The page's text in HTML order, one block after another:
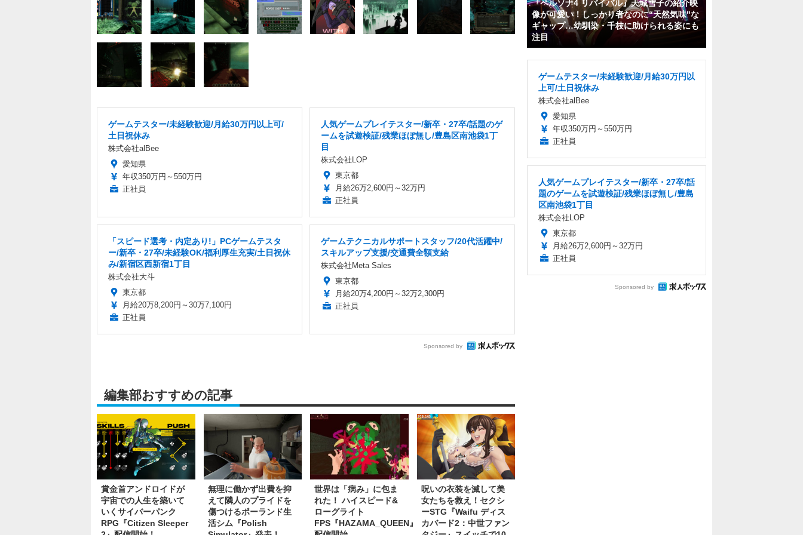
ゲームテスター/未経験歓迎/月給30万円以上可/
土日祝休み
株式会社alBee
愛知県
年収350万円～550万円
正社員
人気ゲームプレイテスター/新卒・27卒/話題のゲ
ームを試遊検証/残業ほぼ無し/豊島区南池袋1丁
目
株式会社LOP
東京都
月給26万2,600円～32万円
正社員
「スピード選考・内定あり!」PCゲームテスタ
ー/新卒・27卒/未経験OK/福利厚生充実/土日祝休
み/新宿区西新宿1丁目
株式会社大斗
東京都
月給20万8,200円～30万7,100円
正社員
ゲームテクニカルサポートスタッフ/20代活躍中/
スキルアップ支援/交通費全額支給
株式会社Meta Sales
東京都
月給20万4,200円～32万2,300円
正社員
Sponsored by
編集部おすすめの記事
賞金首アンドロイドが
宇宙での人生を築いて
いくサイバーパンク
RPG『Citizen Sleeper
無理に働かず出費を抑
えて隣人のプライドを
傷つけるポーランド生
活シム『Polish
世界は「病み」に包ま
れた！ ハイスピード&
ローグライト
FPS『HAZAMA_QUEEN』
呪いの衣装を滅して美
女たちを救え！セクシ
ーSTG『Waifu ディス
カバード2：中世ファン
『ペルソナ4 リバイバル』天城雪子の紹介映
像が可愛い！しっかり者なのに“天然気味"な
ギャップ…幼馴染・千枝に助けられる姿にも
注目
ゲームテスター/未経験歓迎/月給30万円以
上可/土日祝休み
株式会社alBee
愛知県
年収350万円～550万円
正社員
人気ゲームプレイテスター/新卒・27卒/話
題のゲームを試遊検証/残業ほぼ無し/豊島
区南池袋1丁目
株式会社LOP
東京都
月給26万2,600円～32万円
正社員
Sponsored by